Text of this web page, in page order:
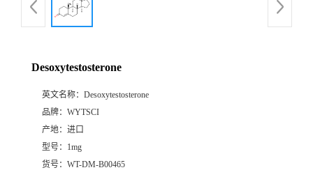
Desoxytestosterone
英文名称： Desoxytestosterone
品牌： WYTSCI
产地： 进口
型号： 1mg
货号： WT-DM-B00465